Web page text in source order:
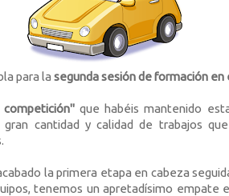
para la segunda sesión de formación en
competición"que habéis mantenido
cantidad y calidad de trabajos
la primera etapa en cabeza
tenemos un apretadísimo empate